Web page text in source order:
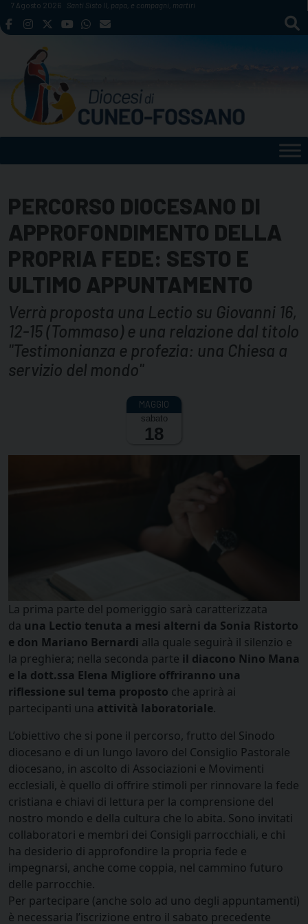
Skip
to
7 Agosto 2026 Santi Sisto II, papa, e compagni, martiri
PERCORSO DIOCESANO DI
APPROFONDIMENTO DELLA
PROPRIA FEDE: SESTO E
ULTIMO APPUNTAMENTO
Verrà proposta una Lectio su Giovanni 16,
12-15 (Tommaso) e una relazione dal titolo
"Testimonianza e profezia: una Chiesa a
servizio del mondo"
sabato
18
La prima parte del pomeriggio sarà caratterizzata
da una Lectio tenuta a mesi alterni da Sonia Ristorto
e don Mariano Bernardi alla quale seguirà il silenzio e
la preghiera; nella seconda parte il diacono Nino Mana
e la dott.ssa Elena Migliore offriranno una
riflessione sul tema proposto che aprirà ai
partecipanti una attività laboratoriale.
L’obiettivo che si pone il percorso, frutto del Sinodo
diocesano e di un lungo lavoro del Consiglio Pastorale
diocesano, in ascolto di Associazioni e Movimenti
ecclesiali, è quello di offrire stimoli per rinnovare la fede
cristiana e chiavi di lettura per la comprensione del
nostro mondo e della cultura che lo abita. Sono invitati
collaboratori e membri dei Consigli parrocchiali, e chi
ha desiderio di approfondire la propria fede e
impegnarsi, anche come coppia, nel cammino futuro
delle parrocchie.
Per partecipare (anche solo ad uno degli appuntamenti)
è necessaria l’iscrizione entro il sabato precedente